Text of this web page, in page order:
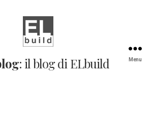
Il
blog
: il blog di ELbuild Menu